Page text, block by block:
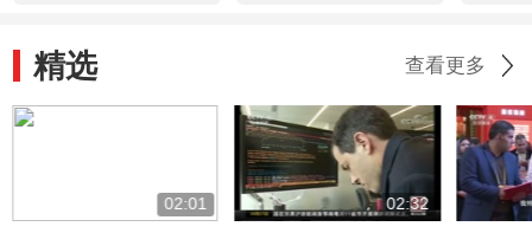
精选 查看更多
02:01 02:32